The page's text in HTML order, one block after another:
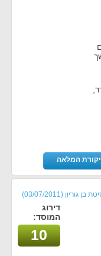
המלאה
בן גוריון (03/07/2011)
דירוג
המוסד:
10